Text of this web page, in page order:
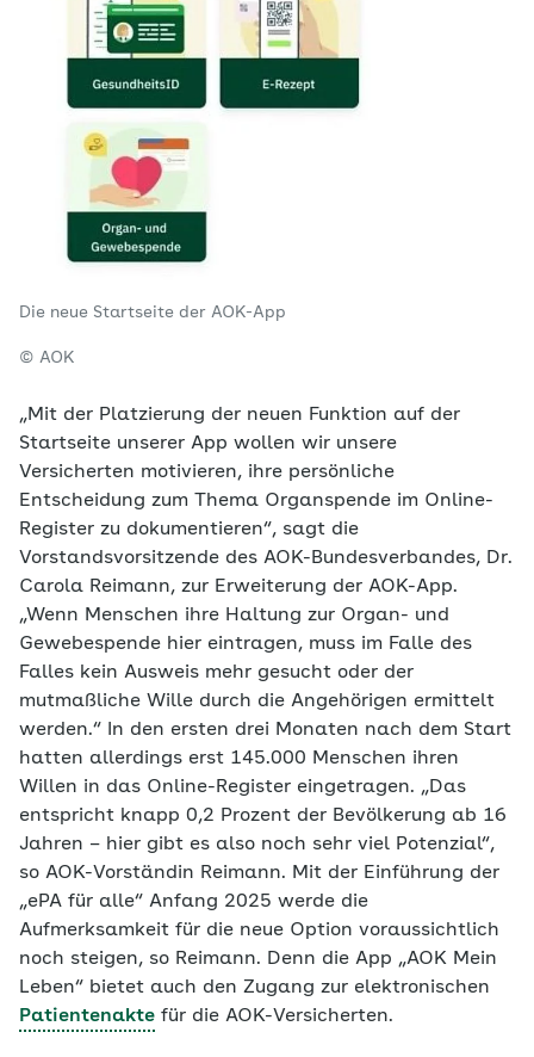
Die neue Startseite der AOK-App
© AOK
„Mit der Platzierung der neuen Funktion auf der
Startseite unserer App wollen wir unsere
Versicherten motivieren, ihre persönliche
Entscheidung zum Thema Organspende im Online-
Register zu dokumentieren“, sagt die
Vorstandsvorsitzende des AOK-Bundesverbandes, Dr.
Carola Reimann, zur Erweiterung der AOK-App.
„Wenn Menschen ihre Haltung zur Organ- und
Gewebespende hier eintragen, muss im Falle des
Falles kein Ausweis mehr gesucht oder der
mutmaßliche Wille durch die Angehörigen ermittelt
werden.“ In den ersten drei Monaten nach dem Start
hatten allerdings erst 145.000 Menschen ihren
Willen in das Online-Register eingetragen. „Das
entspricht knapp 0,2 Prozent der Bevölkerung ab 16
Jahren – hier gibt es also noch sehr viel Potenzial“,
so AOK-Vorständin Reimann. Mit der Einführung der
„ePA für alle“ Anfang 2025 werde die
Aufmerksamkeit für die neue Option voraussichtlich
noch steigen, so Reimann. Denn die App „AOK Mein
Leben“ bietet auch den Zugang zur elektronischen
Patientenakte für die AOK-Versicherten.